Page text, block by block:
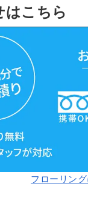
はこちら
フローリン